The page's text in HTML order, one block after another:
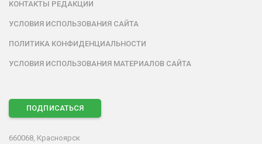
КОНТАКТЫ РЕДАКЦИИ
УСЛОВИЯ ИСПОЛЬЗОВАНИЯ САЙТА
ПОЛИТИКА КОНФИДЕНЦИАЛЬНОСТИ
УСЛОВИЯ ИСПОЛЬЗОВАНИЯ МАТЕРИАЛОВ САЙТА
ПОДПИСАТЬСЯ
660068, Красноярск